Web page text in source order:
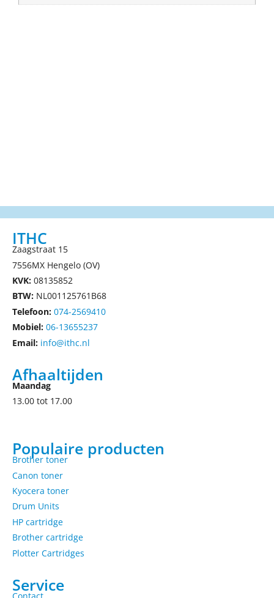
ITHC
Zaagstraat 15
7556MX Hengelo (OV)
KVK: 08135852
BTW: NL001125761B68
Telefoon: 074-2569410
Mobiel: 06-13655237
Email: info@ithc.nl
Afhaaltijden
Maandag
13.00 tot 17.00
Populaire producten
Brother toner
Canon toner
Kyocera toner
Drum Units
HP cartridge
Brother cartridge
Plotter Cartridges
Service